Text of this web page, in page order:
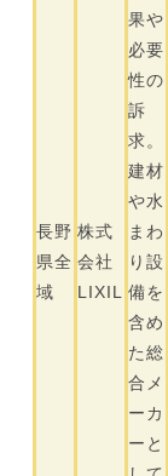
長野
県全
域
株式
会社
LIXIL
果や
必要
性の
訴
求。
建材
や水
まわ
り設
備を
含め
た総
合メ
ーカ
ーと